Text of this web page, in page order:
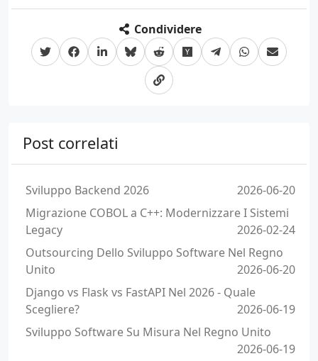
Condividere
Post correlati
Sviluppo Backend 2026
2026-06-20
Migrazione COBOL a C++: Modernizzare I Sistemi
Legacy
2026-02-24
Outsourcing Dello Sviluppo Software Nel Regno
Unito
2026-06-20
Django vs Flask vs FastAPI Nel 2026 - Quale
Scegliere?
2026-06-19
Sviluppo Software Su Misura Nel Regno Unito
2026-06-19